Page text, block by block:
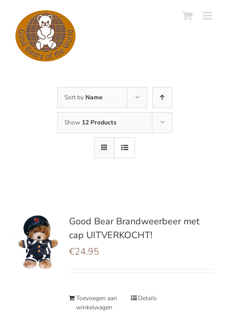
content
Sort by Name
Show 12 Products
Good Bear Brandweerbeer met
cap UITVERKOCHT!
€24.95
Toevoegen aan
winkelwagen
Details